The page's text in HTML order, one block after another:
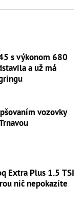
s výkonom 680
a už má
vozovky
Extra Plus 1.5 TSI
nič nepokazíte